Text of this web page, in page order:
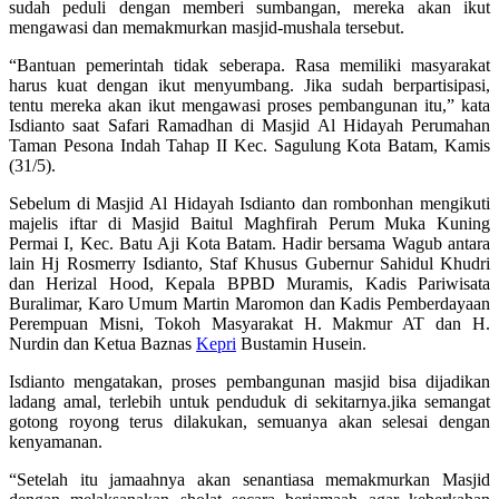
sudah peduli dengan memberi sumbangan, mereka akan ikut
mengawasi dan memakmurkan masjid-mushala tersebut.
“Bantuan pemerintah tidak seberapa. Rasa memiliki masyarakat
harus kuat dengan ikut menyumbang. Jika sudah berpartisipasi,
tentu mereka akan ikut mengawasi proses pembangunan itu,” kata
Isdianto saat Safari Ramadhan di Masjid Al Hidayah Perumahan
Taman Pesona Indah Tahap II Kec. Sagulung Kota Batam, Kamis
(31/5).
Sebelum di Masjid Al Hidayah Isdianto dan rombonhan mengikuti
majelis iftar di Masjid Baitul Maghfirah Perum Muka Kuning
Permai I, Kec. Batu Aji Kota Batam. Hadir bersama Wagub antara
lain Hj Rosmerry Isdianto, Staf Khusus Gubernur Sahidul Khudri
dan Herizal Hood, Kepala BPBD Muramis, Kadis Pariwisata
Buralimar, Karo Umum Martin Maromon dan Kadis Pemberdayaan
Perempuan Misni, Tokoh Masyarakat H. Makmur AT dan H.
Nurdin dan Ketua Baznas Kepri Bustamin Husein.
Isdianto mengatakan, proses pembangunan masjid bisa dijadikan
ladang amal, terlebih untuk penduduk di sekitarnya.jika semangat
gotong royong terus dilakukan, semuanya akan selesai dengan
kenyamanan.
“Setelah itu jamaahnya akan senantiasa memakmurkan Masjid